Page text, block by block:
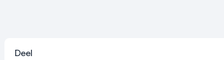
Deel